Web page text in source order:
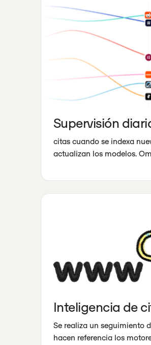
Supervisión
citas cuando se indexa
actualizan los modelos.
Inteligencia de
Se realiza un seguimiento
hacen referencia los